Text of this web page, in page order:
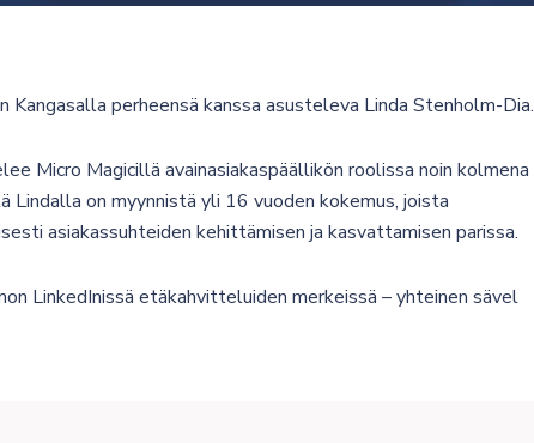
perheensä kanssa asusteleva Linda Stenholm-Dia.
Micro Magicillä avainasiakaspäällikön roolissa noin kolmena
on myynnistä yli 16 vuoden kokemus, joista
asiakassuhteiden kehittämisen ja kasvattamisen parissa.
LinkedInissä etäkahvitteluiden merkeissä – yhteinen sävel